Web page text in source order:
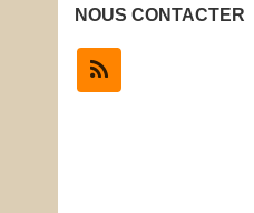
NOUS CONTACTER